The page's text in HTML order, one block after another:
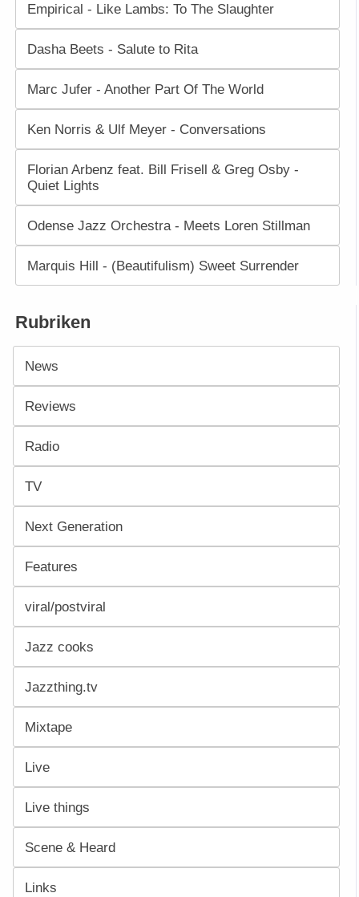
Empirical - Like Lambs: To The Slaughter
Dasha Beets - Salute to Rita
Marc Jufer - Another Part Of The World
Ken Norris & Ulf Meyer - Conversations
Florian Arbenz feat. Bill Frisell & Greg Osby -
Quiet Lights
Odense Jazz Orchestra - Meets Loren Stillman
Marquis Hill - (Beautifulism) Sweet Surrender
Rubriken
News
Reviews
Radio
TV
Next Generation
Features
viral/postviral
Jazz cooks
Jazzthing.tv
Mixtape
Live
Live things
Scene & Heard
Links